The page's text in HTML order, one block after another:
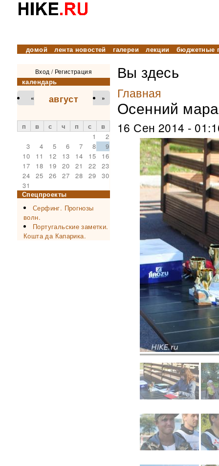
домой лента новостей галереи лекции бюджетные
Вход / Регистрация
календарь
август
« »
п в с ч п с
в
1
2
3
4 5 6 7 8
9
10
11 12 13 14 15
16
17
18 19 20 21 22
23
24
25 26 27 28 29
30
31
Спецпроекты
Серфинг. Прогнозы
волн.
Португальские заметки.
Кошта да Капарика.
Вы здесь
Главная
Осенний
16 Сен 2014 -
View the full image